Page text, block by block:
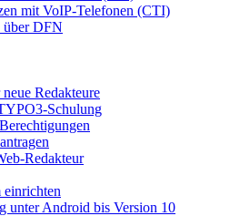
mit VoIP-Telefonen (CTI)
über DFN
Redakteure
Schulung
Redakteur
unter Android bis Version 10